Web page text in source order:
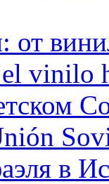
от
vinilo
в